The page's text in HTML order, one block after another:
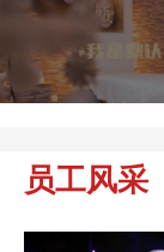
员工风采